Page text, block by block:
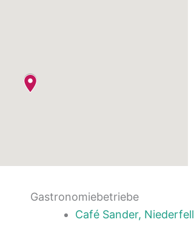
Gastronomiebetriebe
Café Sander, Niederfell